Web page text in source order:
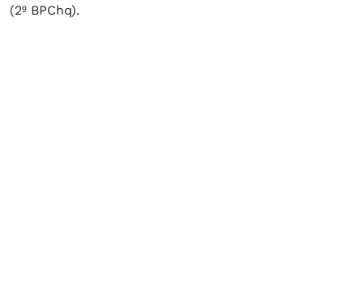
(2º BPChq).